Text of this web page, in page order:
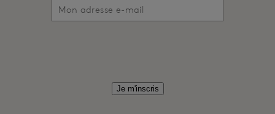
Je m'inscris